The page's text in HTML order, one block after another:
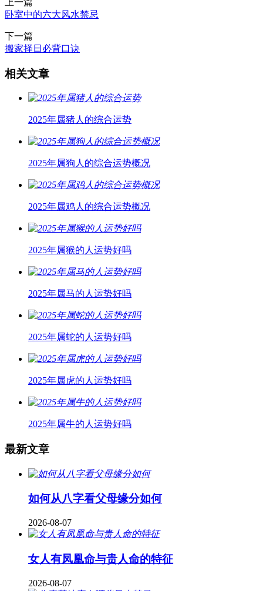
卧室中的六大风水禁忌
下一篇
搬家择日必背口诀
相关文章
2025年属猪人的综合运势
2025年属狗人的综合运势概况
2025年属鸡人的综合运势概况
2025年属猴的人运势好吗
2025年属马的人运势好吗
2025年属蛇的人运势好吗
2025年属虎的人运势好吗
2025年属牛的人运势好吗
最新文章
如何从八字看父母缘分如何
2026-08-07
女人有凤凰命与贵人命的特征
2026-08-07